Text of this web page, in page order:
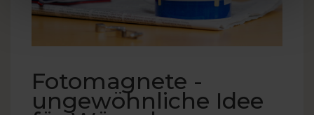
Fotomagnete -
ungewöhnliche Idee